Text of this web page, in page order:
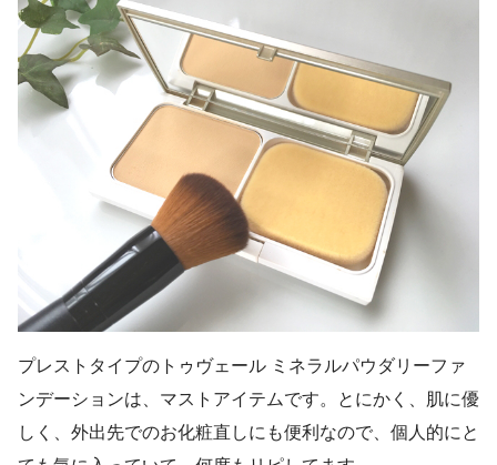
プレストタイプのトゥヴェール ミネラルパウダリーファ
ンデーションは、マストアイテムです。とにかく、肌に優
しく、外出先でのお化粧直しにも便利なので、個人的にと